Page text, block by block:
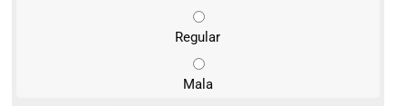
Regular
Mala